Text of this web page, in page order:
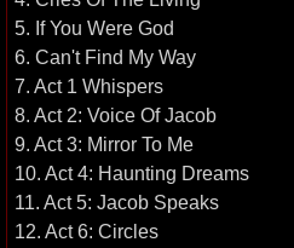
5. If You Were God
6. Can't Find My Way
7. Act 1 Whispers
8. Act 2: Voice Of Jacob
9. Act 3: Mirror To Me
10. Act 4: Haunting Dreams
11. Act 5: Jacob Speaks
12. Act 6: Circles